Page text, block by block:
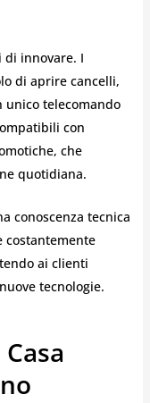
di innovare. I
di aprire cancelli,
unico telecomando
con
che
quotidiana.
conoscenza tecnica
costantemente
ai clienti
tecnologie.